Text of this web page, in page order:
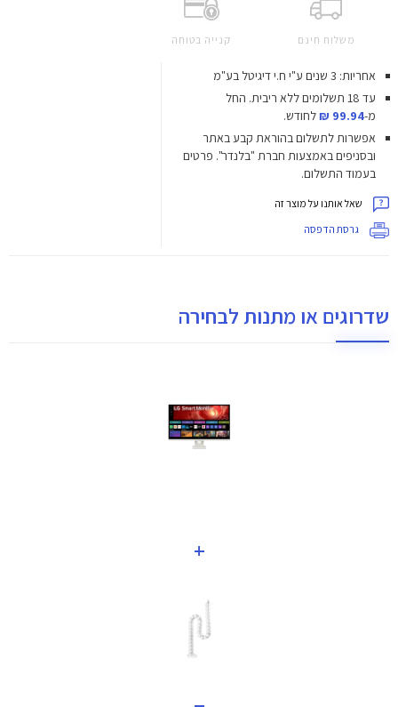
משלוח חינם קנייה בטוחה
אחריות: 3 שנים ע"י ח.י דיגיטל בע"מ
עד 18 תשלומים ללא ריבית.
החל
מ-99.94 ₪
לחודש.
אפשרות לתשלום בהוראת קבע באתר
ובסניפים באמצעות חברת "בלנדר". פרטים
בעמוד התשלום.
שאל אותנו על מוצר זה
גרסת הדפסה
שדרוגים או מתנות לבחירה
+